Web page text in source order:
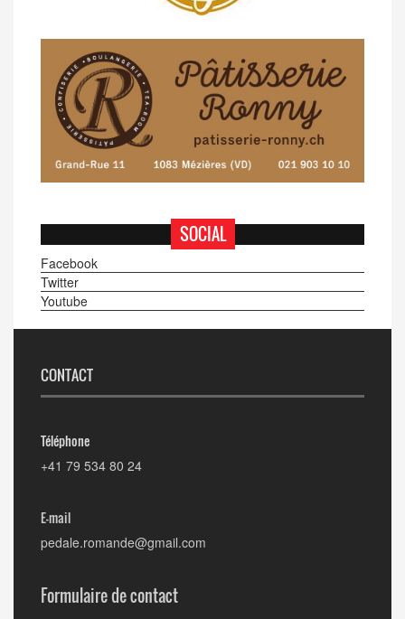
SOCIAL
Facebook
Twitter
Youtube
CONTACT
Téléphone
+41 79 534 80 24
E-mail
pedale.romande@gmail.com
Formulaire de contact